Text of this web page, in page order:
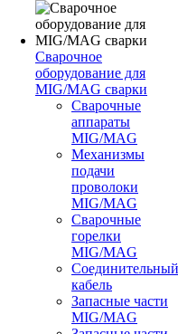
Сварочное
оборудование для
MIG/MAG сварки
Сварочные
аппараты
MIG/MAG
Механизмы
подачи
проволоки
MIG/MAG
Сварочные
горелки
MIG/MAG
Соединительный
кабель
Запасные части
MIG/MAG